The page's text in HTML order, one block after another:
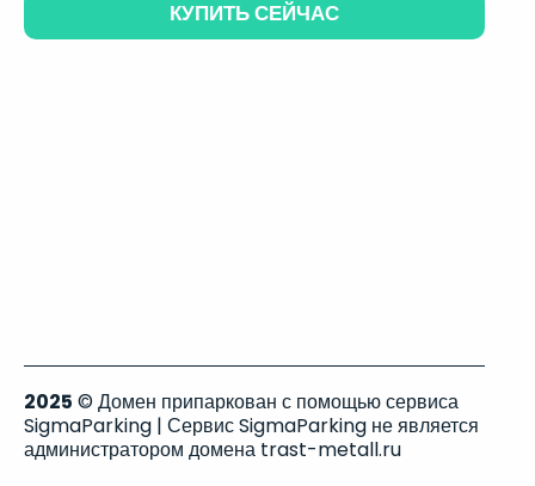
КУПИТЬ СЕЙЧАС
2025 © Домен припаркован с помощью сервиса
SigmaParking | Сервис SigmaParking не является
администратором домена trast-metall.ru